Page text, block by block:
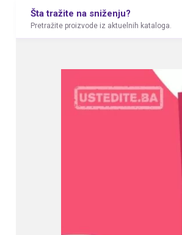
Šta tražite na sniženju?
Pretražite proizvode iz aktuelnih kataloga.